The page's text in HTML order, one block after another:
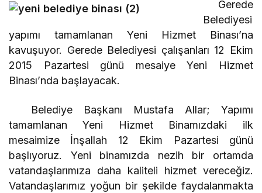
Gerede
Belediyesi
yapımı tamamlanan Yeni Hizmet Binası’na
kavuşuyor. Gerede Belediyesi çalışanları 12 Ekim
2015 Pazartesi günü mesaiye Yeni Hizmet
Binası’nda başlayacak.
Belediye Başkanı Mustafa Allar; Yapımı
tamamlanan Yeni Hizmet Binamızdaki ilk
mesaimize İnşallah 12 Ekim Pazartesi günü
başlıyoruz. Yeni binamızda nezih bir ortamda
vatandaşlarımıza daha kaliteli hizmet vereceğiz.
Vatandaşlarımız yoğun bir şekilde faydalanmakta